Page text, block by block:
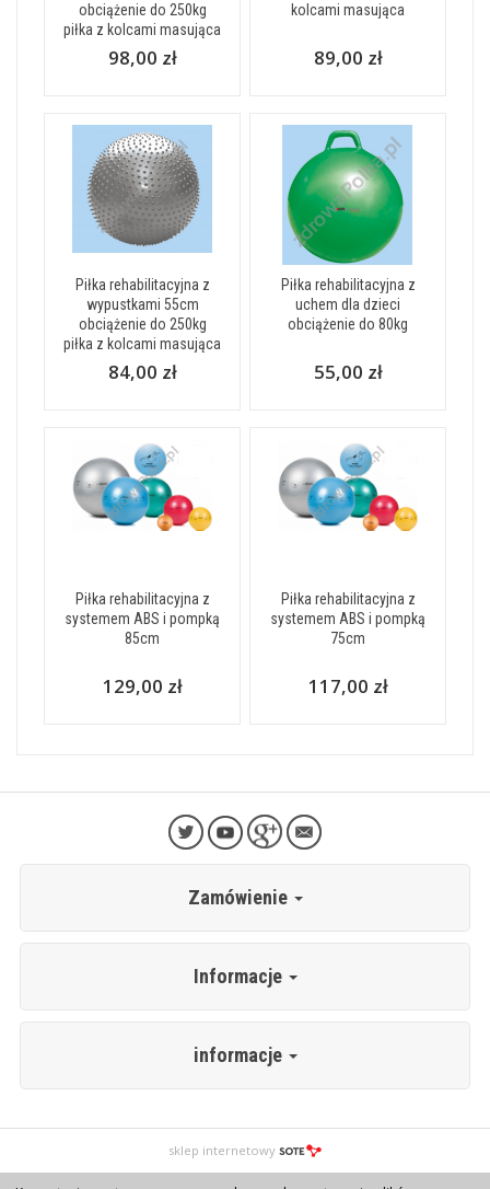
obciążenie do 250kg
piłka z kolcami masująca
98,00 zł
kolcami masująca
89,00 zł
Piłka rehabilitacyjna z
wypustkami 55cm
obciążenie do 250kg
piłka z kolcami masująca
84,00 zł
Piłka rehabilitacyjna z
uchem dla dzieci
obciążenie do 80kg
55,00 zł
Piłka rehabilitacyjna z
systemem ABS i pompką
85cm
129,00 zł
Piłka rehabilitacyjna z
systemem ABS i pompką
75cm
117,00 zł
Zamówienie
Informacje
informacje
sklep internetowy